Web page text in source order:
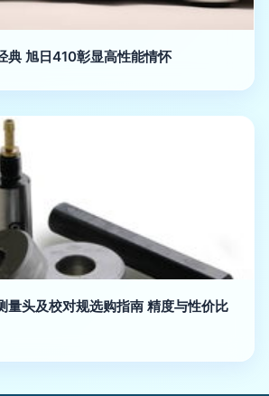
典 旭日410彰显高性能情怀
量头及校对规选购指南 精度与性价比